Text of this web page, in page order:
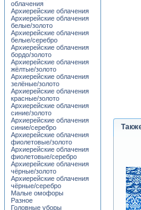
облачения
Архиерейские облачения
Архиерейские облачения
белые/золото
Архиерейские облачения
белые/серебро
Архиерейские облачения
бордо/золото
Архиерейские облачения
жёлтые/золото
Архиерейские облачения
зелёные/золото
Архиерейские облачения
красные/золото
Архиерейские облачения
синие/золото
Архиерейские облачения
синие/серебро
Архиерейские облачения
фиолетовые/золото
Архиерейские облачения
фиолетовые/серебро
Архиерейские облачения
чёрные/золото
Архиерейские облачения
чёрные/серебро
Малые омофоры
Разное
Головные уборы